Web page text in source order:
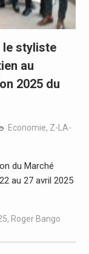
le styliste
au
2025 du
Economie, Z-LA-
du Marché
au 27 avril 2025
, Roger Bango